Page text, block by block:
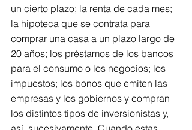
un cierto plazo; la renta de cada mes;
la hipoteca que se contrata para
comprar una casa a un plazo largo de
20 años; los préstamos de los bancos
para el consumo o los negocios; los
impuestos; los bonos que emiten las
empresas y los gobiernos y compran
los distintos tipos de inversionistas y,